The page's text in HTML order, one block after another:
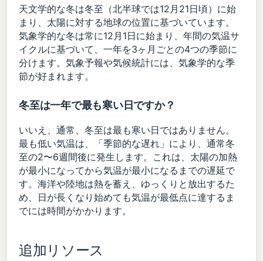
天文学的な冬は冬至（北半球では12月21日頃）に始
まり、太陽に対する地球の位置に基づいています。
気象学的な冬は常に12月1日に始まり、年間の気温サ
イクルに基づいて、一年を3ヶ月ごとの4つの季節に
分けます。気象予報や気候統計には、気象学的な季
節が好まれます。
冬至は一年で最も寒い日ですか？
いいえ、通常、冬至は最も寒い日ではありません。
最も低い気温は、「季節的な遅れ」により、通常冬
至の2〜6週間後に発生します。これは、太陽の加熱
が最小になってから気温が最小になるまでの遅延で
す。海洋や陸地は熱を蓄え、ゆっくりと放出するた
め、日が長くなり始めても気温が最低点に達するま
でには時間がかかります。
追加リソース